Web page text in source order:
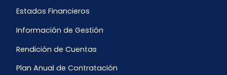
Estados Financieros
Información de Gestión
Rendición de Cuentas
Plan Anual de Contratación